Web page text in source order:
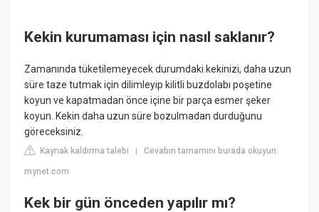
Kekin kurumaması için nasıl saklanır?
Zamanında tüketilemeyecek durumdaki kekinizi, daha uzun
süre taze tutmak için dilimleyip kilitli buzdolabı poşetine
koyun ve kapatmadan önce içine bir parça esmer şeker
koyun. Kekin daha uzun süre bozulmadan durduğunu
göreceksiniz.
Kaynak kaldırma talebi |Cevabın tamamını burada okuyun:
mynet.com
Kek bir gün önceden yapılır mı?